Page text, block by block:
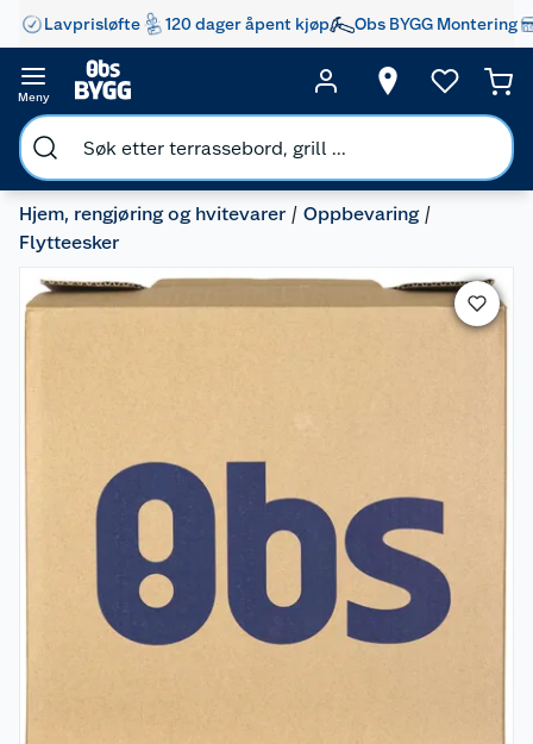
Lavprisløfte 120 dager åpent kjøp Obs BYGG Montering
Meny
Hjem, rengjøring og hvitevarer
Oppbevaring
Flytteesker